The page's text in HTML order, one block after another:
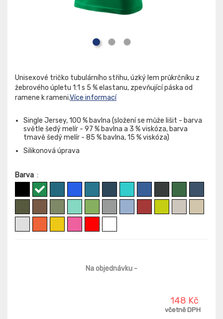
Unisexové tričko tubulárního střihu, úzký lem průkrčníku z
žebrového úpletu 1:1 s 5 % elastanu, zpevňující páska od
ramene k rameni.Více informací
Single Jersey, 100 % bavlna (složení se může lišit - barva
světle šedý melír - 97 % bavlna a 3 % viskóza, barva
tmavě šedý melír - 85 % bavlna, 15 % viskóza)
Silikonová úprava
Barva :
Na objednávku -
148 Kč
včetně DPH